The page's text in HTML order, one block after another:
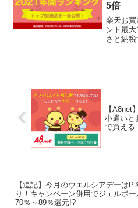
5倍
楽天お買
ント最
さと納税
【A8net
小遣いと
で買える
【追記】今月のウエルシアデーはP
り！キャンペーン併用でジェルボー
70％～89％還元!?